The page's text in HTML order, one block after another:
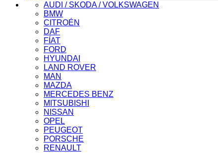
AUDI / SKODA / VOLKSWAGEN
BMW
CITROÉN
DAF
FÍAT
FORD
HYUNDAI
LAND ROVER
MAN
MAZDA
MERCEDES BENZ
MITSUBISHI
NISSAN
OPEL
PEUGEOT
PORSCHE
RENAULT